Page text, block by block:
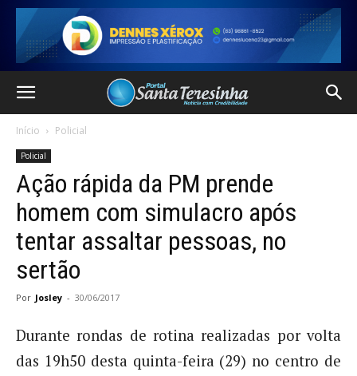
Início Policial
Policial
Ação rápida da PM prende
homem com simulacro após
tentar assaltar pessoas, no
sertão
Por Josley - 30/06/2017
Durante rondas de rotina realizadas por volta
das 19h50 desta quinta-feira (29) no centro de